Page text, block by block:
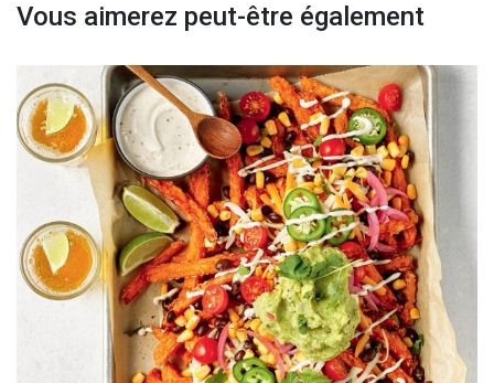
Vous aimerez peut-être également